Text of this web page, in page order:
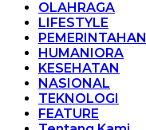
OLAHRAGA
LIFESTYLE
PEMERINTAHAN
HUMANIORA
KESEHATAN
NASIONAL
TEKNOLOGI
FEATURE